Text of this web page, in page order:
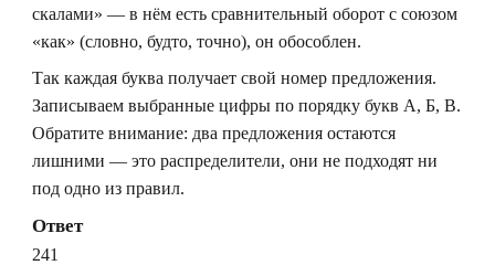
скалами» — в нём есть сравнительный оборот с союзом
«как» (словно, будто, точно), он обособлен.
Так каждая буква получает свой номер предложения.
Записываем выбранные цифры по порядку букв А, Б, В.
Обратите внимание: два предложения остаются
лишними — это распределители, они не подходят ни
под одно из правил.
Ответ
241